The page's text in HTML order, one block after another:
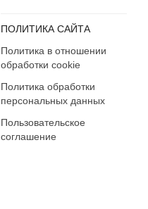
ПОЛИТИКА САЙТА
Политика в отношении
обработки cookie
Политика обработки
персональных данных
Пользовательское
соглашение